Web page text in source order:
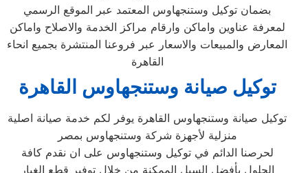
بضمان توكيل وستنجهاوس المعتمد عبر الموقع الرسمي
لمعرفة عناوين واماكن وارقام مراكز الخدمة والاصلاح واماكن
المعارض والمبيعات والاسعار عبر فروعنا المنتشرة بجميع انحاء
القاهرة
توكيل صيانة وستنجهاوس القاهرة
توكيل صيانة وستنجهاوس القاهرة يوفر لكم خدمة صيانة اصلية
منزلية لأجهزة شركة وستنجهاوس بمصر
لحرصنا الدائم في توكيل وستنجهاوس على ان نقدم كافة
الحلول بأفضل السبل الممكنة من خلال توفير قطع الغيار